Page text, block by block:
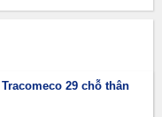
29 chỗ thân